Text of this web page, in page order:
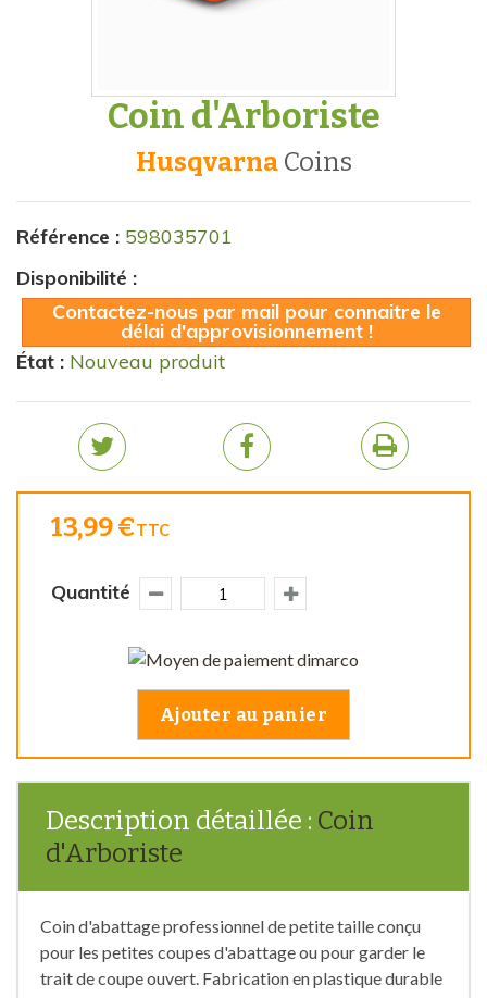
Coin d'Arboriste
Husqvarna coins
Référence : 598035701
Disponibilité :
Contactez-nous par mail pour connaitre le
délai d'approvisionnement !
État : Nouveau produit
13,99 €TTC
Quantité
Ajouter au panier
Description détaillée : Coin
d'Arboriste
Coin d'abattage professionnel de petite taille conçu
pour les petites coupes d'abattage ou pour garder le
trait de coupe ouvert. Fabrication en plastique durable